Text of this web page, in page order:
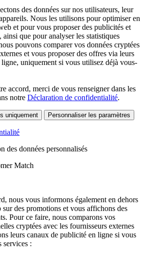
des données sur nos utilisateurs, leur
Nous les utilisons pour optimiser en
et pour vous proposer des publicités et
ainsi que pour analyser les statistiques
pouvons comparer vos données cryptées
et vous proposer des offres via leurs
uniquement si vous utilisez déjà vous-
accord, merci de vous renseigner dans les
notre Déclaration de confidentialité.
uniquement Personnaliser les paramètres
des données personnalisés
Match
nous vous informons également en dehors
sur des promotions et vous affichons des
Pour ce faire, nous comparons vos
cryptées avec les fournisseurs externes
leurs canaux de publicité en ligne si vous
services :